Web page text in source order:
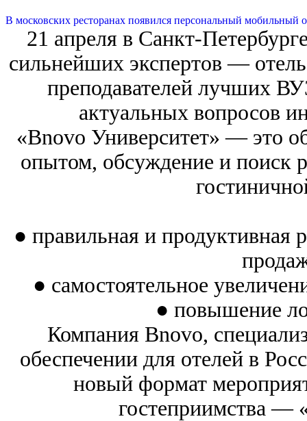
В московских ресторанах появился персональный мобильный
21 апреля в Санкт-
сильнейших экспертов —
преподавателей лучших
актуальных вопросов
«Bnovo Университет» — это
опытом, обсуждение и поиск
● правильная и продуктивная
● самостоятельное
● повышение
Компания Bnovo,
обеспечении для отелей в
новый формат
гостеприимства —